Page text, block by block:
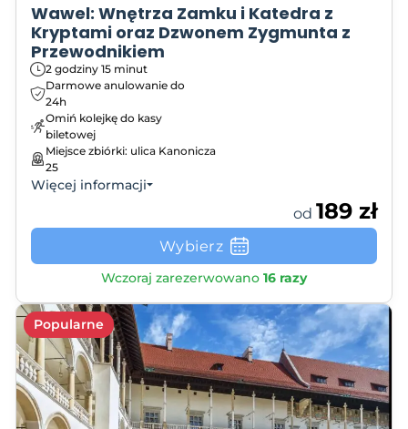
Wawel: Wnętrza Zamku i Katedra z
Kryptami oraz Dzwonem Zygmunta z
Przewodnikiem
2 godziny 15 minut
Darmowe anulowanie do
24h
Omiń kolejkę do kasy
biletowej
Miejsce zbiórki: ulica Kanonicza
25
Więcej informacji
od189 zł
Wybierz
Wczoraj zarezerwowano 16 razy
Popularne